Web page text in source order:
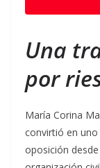
Una
por
María Corina
convirtió en
oposición